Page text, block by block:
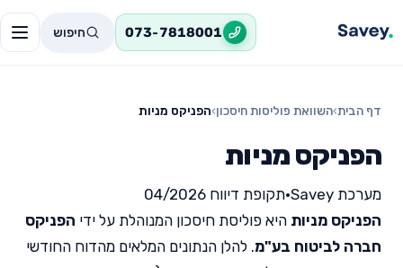
073-7818001 חיפוש
דף הבית›השוואת פוליסות חיסכון›הפניקס מניות
הפניקס מניות
מערכת Savey •תקופת דיווח 04/2026
הפניקס מניות היא פוליסת חיסכון המנוהלת על ידי הפניקס
חברה לביטוח בע"מ. להלן הנתונים המלאים מהדוח החודשי